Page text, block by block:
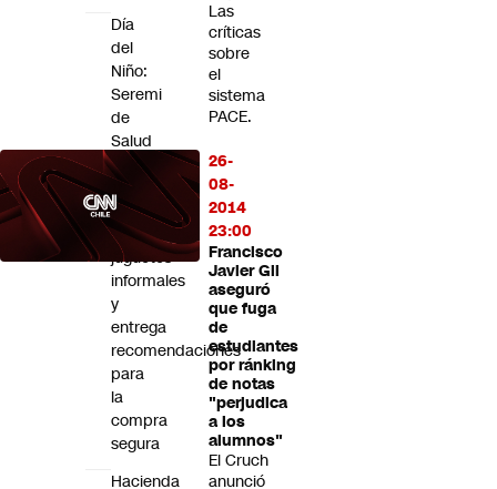
Las
críticas
sobre
el
sistema
PACE.
26-
08-
2014
23:00
Francisco
Javier Gil
aseguró
que fuga
de
estudiantes
por ránking
de notas
"perjudica
a los
alumnos"
El Cruch
anunció
Día
del
Niño:
Seremi
de
Salud
alerta
por
riesgos
de
juguetes
informales
y
entrega
recomendaciones
para
la
compra
segura
Hacienda